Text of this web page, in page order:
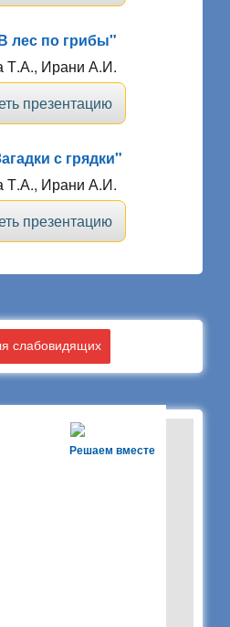
лес по грибы"
Т.А., Ирани А.И.
презентацию
с грядки"
Т.А., Ирани А.И.
презентацию
слабовидящих
Решаем вместе